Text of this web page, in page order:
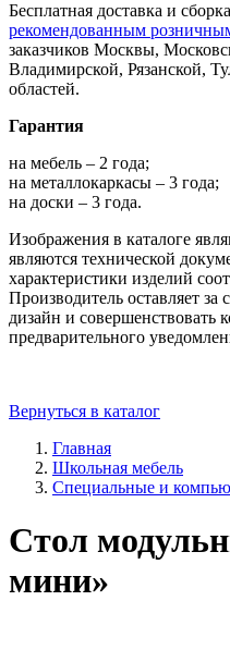
Бесплатная доставка и
рекомендованным
заказчиков Москвы,
Владимирской, Рязанской,
областей.
Гарантия
на мебель – 2 года;
на металлокаркасы – 3 года;
на доски – 3 года.
Изображения в каталоге
являются технической
характеристики изделий
Производитель оставляет
дизайн и совершенствовать
предварительного
Вернуться в каталог
Главная
Школьная мебель
Специальные и
Стол
мини»